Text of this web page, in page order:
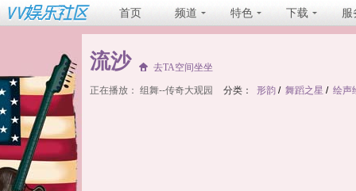
首页 频道 特色 下载 服
流沙 去TA空间坐坐
正在播放： 组舞--传奇大观园 分类： 形韵 / 舞蹈之星 / 绘声